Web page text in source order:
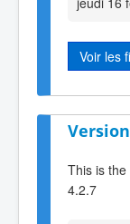
Voir les
This is
4.2.7